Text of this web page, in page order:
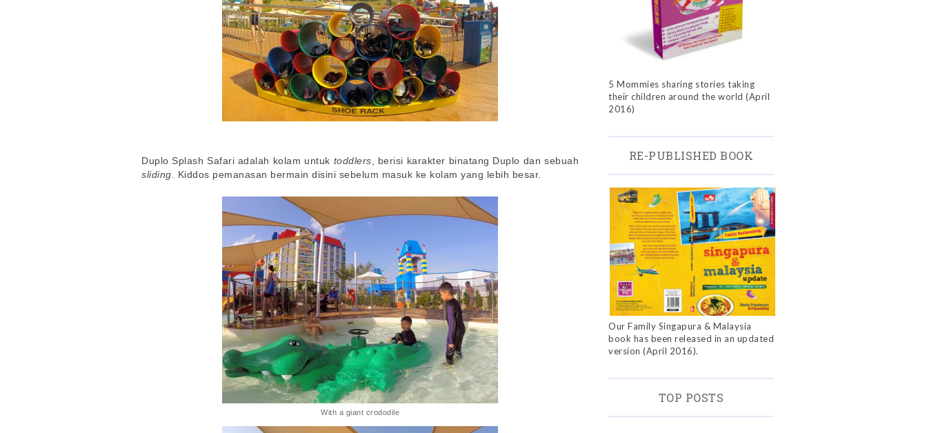
Duplo Splash Safari adalah kolam untuk toddlers, berisi karakter binatang Duplo dan sebuah
sliding. Kiddos pemanasan bermain disini sebelum masuk ke kolam yang lebih besar.
With a giant crododile
5 Mommies sharing stories taking
their children around the world (April
2016)
RE-PUBLISHED BOOK
Our Family Singapura & Malaysia
book has been released in an updated
version (April 2016).
TOP POSTS